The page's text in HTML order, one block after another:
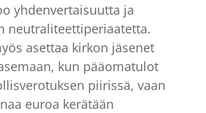
yhdenvertaisuutta ja
neutraliteettiperiaatetta.
asettaa kirkon jäsenet
kun pääomatulot
piirissä, vaan
euroa kerätään